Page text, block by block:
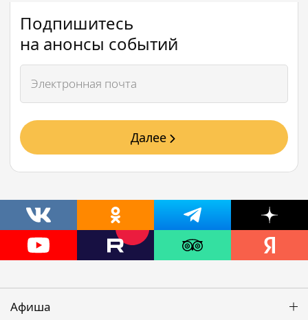
Подпишитесь
на анонсы событий
Далее
Афиша